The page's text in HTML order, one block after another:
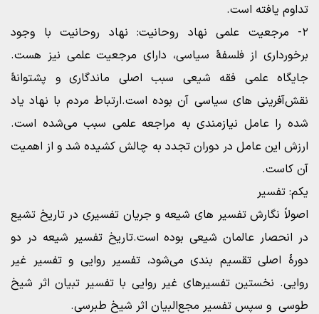
تداوم یافته است.
۲- مرجعیت علمی نهاد روحانیت: نهاد روحانیت با وجود
برخورداری از فلسفۀ سیاسی، دارای مرجعیت علمی نیز هست.
جایگاه علمی فقه شیعی سبب اصلی ماندگاری و پشتوانۀ
نقش‌آفرینی های سیاسی آن بوده است.ارتباط مردم با نهاد یاد
شده را عامل نیازمندی به مراجعه علمی سبب می‌شده است.
ارزش این عامل در دوران تجدد به چالش کشیده شد و از اهمیت
آن کاست.
یکم: تفسیر
اصولاً نگارش تفسیر های شیعه و جریان تفسیری در تاریخ تشیع
در انحصار عالمان شیعی بوده است.تاریخ تفسیر شیعه در دو
دورۀ اصلی تقسیم بندی می‌شود، تفسیر روایی و تفسیر غیر
روایی. نخستین تفسیرهای غیر روایی با تفسیر تبیان اثر شیخ
طوسی و سپس تفسیر مجع‌البیان اثر شیخ طبرسی.